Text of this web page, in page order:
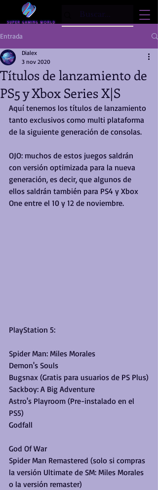
Entrada
Títulos de lanzamiento de
PS5 y Xbox Series X|S
Dialex
3 nov 2020
Aquí tenemos los títulos de lanzamiento
tanto exclusivos como multi plataforma
de la siguiente generación de consolas.
OJO: muchos de estos juegos saldrán
con versión optimizada para la nueva
generación, es decir, que algunos de
ellos saldrán también para PS4 y Xbox
One entre el 10 y 12 de noviembre.
PlayStation 5:
Spider Man: Miles Morales
Demon's Souls
Bugsnax (Gratis para usuarios de PS Plus)
Sackboy: A Big Adventure
Astro's Playroom (Pre-instalado en el
PS5)
Godfall
God Of War
Spider Man Remastered (solo si compras
la versión Ultimate de SM: Miles Morales
o la versión remaster)